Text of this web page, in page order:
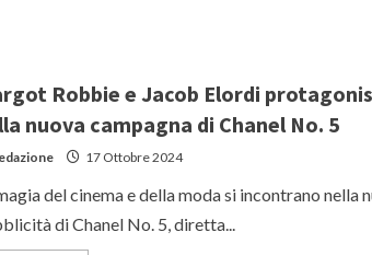
tornano
in
spaziale”
Robbie e Jacob Elordi
nuova campagna di Chanel No. 5
17 Ottobre 2024
del cinema e della moda si incontrano nella
di Chanel No. 5, diretta...